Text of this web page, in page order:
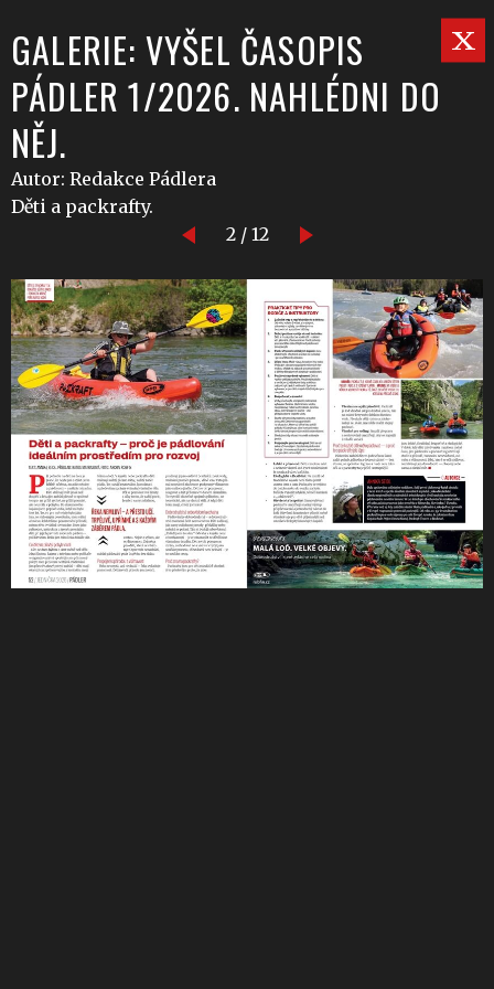
GALERIE: VYŠEL ČASOPIS
PÁDLER 1/2026. NAHLÉDNI DO
NĚJ.
Autor: Redakce Pádlera
Děti a packrafty.
2 / 12